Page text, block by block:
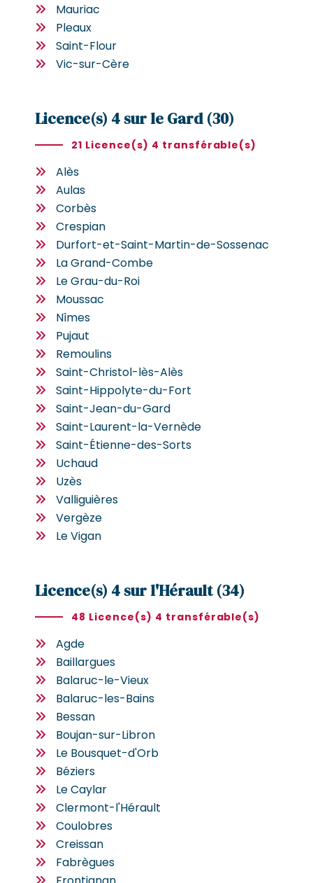
Mauriac
Pleaux
Saint-Flour
Vic-sur-Cère
Licence(s) 4 sur le Gard (30)
21 Licence(s) 4 transférable(s)
Alès
Aulas
Corbès
Crespian
Durfort-et-Saint-Martin-de-Sossenac
La Grand-Combe
Le Grau-du-Roi
Moussac
Nîmes
Pujaut
Remoulins
Saint-Christol-lès-Alès
Saint-Hippolyte-du-Fort
Saint-Jean-du-Gard
Saint-Laurent-la-Vernède
Saint-Étienne-des-Sorts
Uchaud
Uzès
Valliguières
Vergèze
Le Vigan
Licence(s) 4 sur l'Hérault (34)
48 Licence(s) 4 transférable(s)
Agde
Baillargues
Balaruc-le-Vieux
Balaruc-les-Bains
Bessan
Boujan-sur-Libron
Le Bousquet-d'Orb
Béziers
Le Caylar
Clermont-l'Hérault
Coulobres
Creissan
Fabrègues